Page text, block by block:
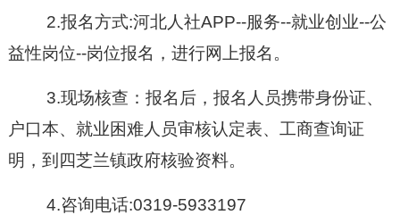
2.报名方式:河北人社APP--服务--就业创业--公
益性岗位--岗位报名 ， 进行网上报名 。
3.现场核查： 报名后，报名人员携带身份证、
户口本、就业困难人员审核认定表、工商查询证
明，到四芝兰镇政府核验资料。
4.咨询电话:0319-5933197